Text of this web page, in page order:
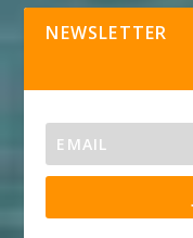
NEWSLETTER